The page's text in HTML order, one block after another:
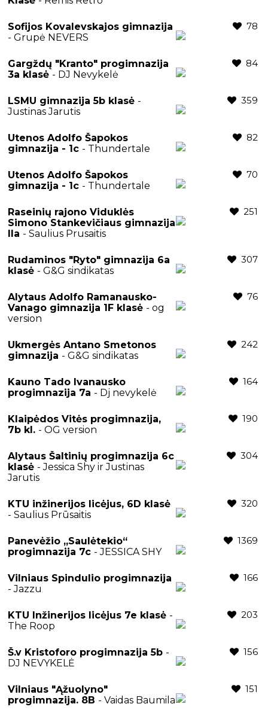
Sofijos Kovalevskajos gimnazija
- Grupė NEVERS
78
Gargždų "Kranto" progimnazija
3a klasė - DJ Nevykelė
84
LSMU gimnazija 5b klasė -
Justinas Jarutis
359
Utenos Adolfo Šapokos
gimnazija - 1c - Thundertale
82
Utenos Adolfo Šapokos
gimnazija - 1c - Thundertale
70
Raseinių rajono Viduklės
Simono Stankevičiaus gimnazija
IIa - Saulius Prusaitis
251
Rudaminos "Ryto" gimnazija 6a
klasė - G&G sindikatas
307
Alytaus Adolfo Ramanausko-
Vanago gimnazija 1F klasė - og
version
76
Ukmergės Antano Smetonos
gimnazija - G&G sindikatas
242
Kauno Tado Ivanausko
progimnazija 7a - Dj nevykelė
164
Klaipėdos Vitės progimnazija,
7b kl. - OG version
190
Alytaus Šaltinių progimnazija 6c
klasė - Jessica Shy ir Justinas
Jarutis
304
KTU inžinerijos licėjus, 6D klasė
- Saulius Prūsaitis
320
Panevėžio „Saulėtekio“
progimnazija 7c - JESSICA SHY
1369
Vilniaus Spindulio progimnazija
- Jazzu
166
KTU Inžinerijos licėjus 7e klasė -
The Roop
203
Š.v Kristoforo progimnazija 5b -
DJ NEVYKELĖ
156
Vilniaus "Ąžuolyno"
progimnazija. 8B - Vaidas Baumila
151